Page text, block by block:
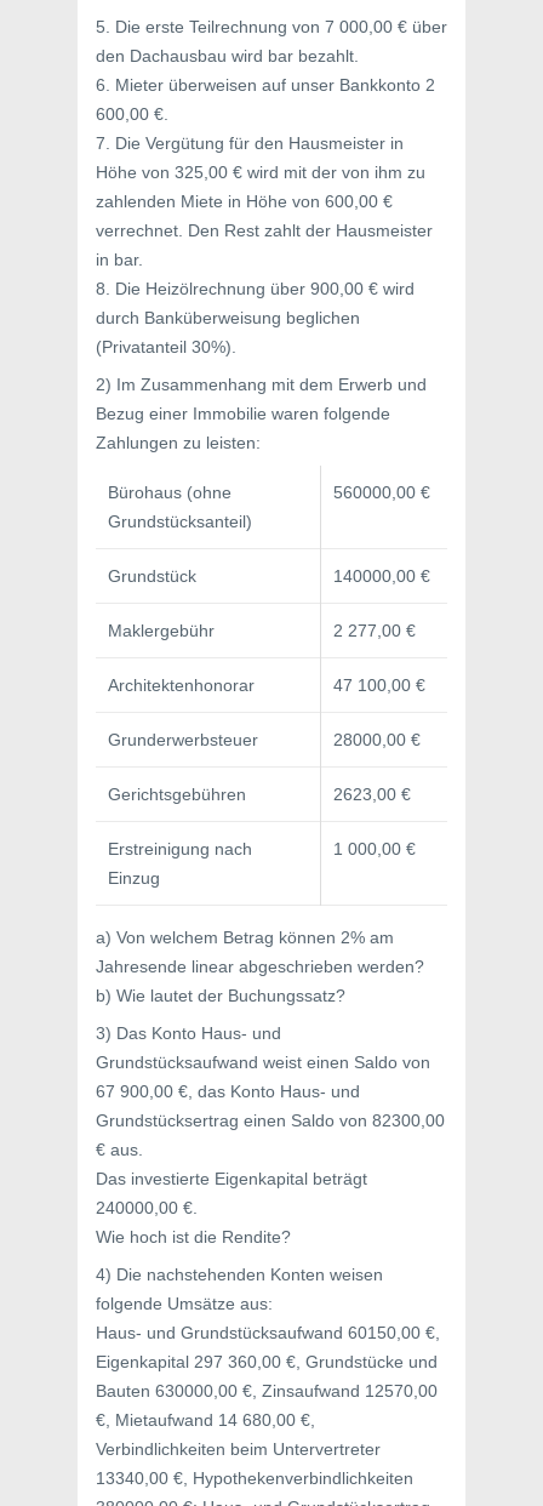
5. Die erste Teilrechnung von 7 000,00 € über
den Dachausbau wird bar bezahlt.
6. Mieter überweisen auf unser Bankkonto 2
600,00 €.
7. Die Vergütung für den Hausmeister in
Höhe von 325,00 € wird mit der von ihm zu
zahlenden Miete in Höhe von 600,00 €
verrechnet. Den Rest zahlt der Hausmeister
in bar.
8. Die Heizölrechnung über 900,00 € wird
durch Banküberweisung beglichen
(Privatanteil 30%).
2) Im Zusammenhang mit dem Erwerb und
Bezug einer Immobilie waren folgende
Zahlungen zu leisten:
Bürohaus (ohne
Grundstücksanteil)
560000,00 €
Grundstück 140000,00 €
Maklergebühr 2 277,00 €
Architektenhonorar 47 100,00 €
Grunderwerbsteuer 28000,00 €
Gerichtsgebühren 2623,00 €
Erstreinigung nach
Einzug
1 000,00 €
a) Von welchem Betrag können 2% am
Jahresende linear abgeschrieben werden?
b) Wie lautet der Buchungssatz?
3) Das Konto Haus- und
Grundstücksaufwand weist einen Saldo von
67 900,00 €, das Konto Haus- und
Grundstücksertrag einen Saldo von 82300,00
€ aus.
Das investierte Eigenkapital beträgt
240000,00 €.
Wie hoch ist die Rendite?
4) Die nachstehenden Konten weisen
folgende Umsätze aus:
Haus- und Grundstücksaufwand 60150,00 €,
Eigenkapital 297 360,00 €, Grundstücke und
Bauten 630000,00 €, Zinsaufwand 12570,00
€, Mietaufwand 14 680,00 €,
Verbindlichkeiten beim Untervertreter
13340,00 €, Hypothekenverbindlichkeiten